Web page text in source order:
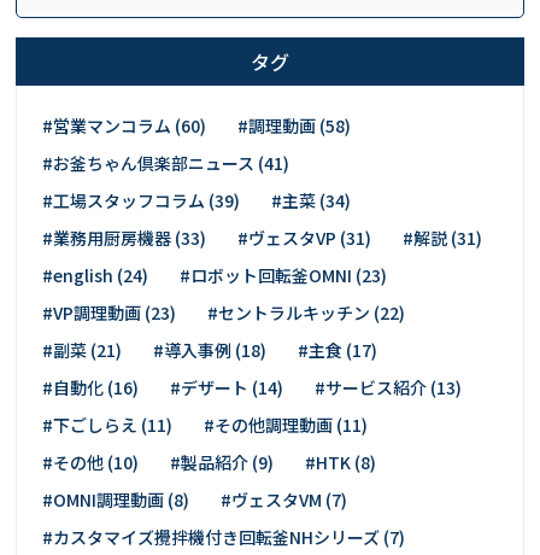
タグ
#営業マンコラム (60)
#調理動画 (58)
#お釜ちゃん倶楽部ニュース (41)
#工場スタッフコラム (39)
#主菜 (34)
#業務用厨房機器 (33)
#ヴェスタVP (31)
#解説 (31)
#english (24)
#ロボット回転釜OMNI (23)
#VP調理動画 (23)
#セントラルキッチン (22)
#副菜 (21)
#導入事例 (18)
#主食 (17)
#自動化 (16)
#デザート (14)
#サービス紹介 (13)
#下ごしらえ (11)
#その他調理動画 (11)
#その他 (10)
#製品紹介 (9)
#HTK (8)
#OMNI調理動画 (8)
#ヴェスタVM (7)
#カスタマイズ攪拌機付き回転釜NHシリーズ (7)